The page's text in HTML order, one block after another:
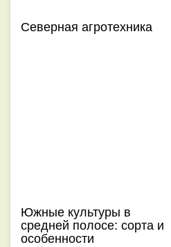
Северная агротехника
Южные культуры в
средней полосе: сорта и
особенности